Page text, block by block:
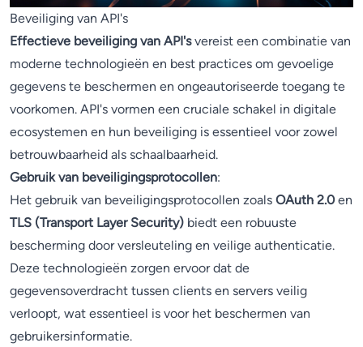
Beveiliging van API's
Effectieve beveiliging van API'svereist een combinatie van
moderne technologieën en best practices om gevoelige
gegevens te beschermen en ongeautoriseerde toegang te
voorkomen. API's vormen een cruciale schakel in digitale
ecosystemen en hun beveiliging is essentieel voor zowel
betrouwbaarheid als schaalbaarheid.
Gebruik van beveiligingsprotocollen:
Het gebruik van beveiligingsprotocollen zoals OAuth 2.0en
TLS (Transport Layer Security) biedt een robuuste
bescherming door versleuteling en veilige authenticatie.
Deze technologieën zorgen ervoor dat de
gegevensoverdracht tussen clients en servers veilig
verloopt, wat essentieel is voor het beschermen van
gebruikersinformatie.